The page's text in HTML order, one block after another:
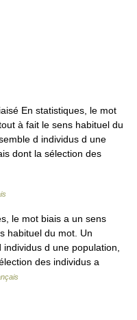
En statistiques, le mot
à fait le sens habituel du
d individus d une
dont la sélection des
le mot biais a un sens
habituel du mot. Un
d une population,
des individus a